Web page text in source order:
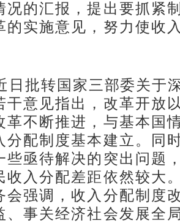
况的汇报，提出要抓紧
的实施意见，努力使收
日批转国家三部委关于
干意见指出，改革开放
革不断推进，与基本国
分配制度基本建立。同
些亟待解决的突出问题
收入分配差距依然较大
会强调，收入分配制度
、事关经济社会发展全